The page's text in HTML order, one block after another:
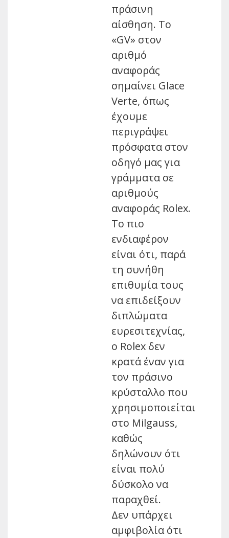
πράσινη
αίσθηση. Το
«GV» στον
αριθμό
αναφοράς
σημαίνει Glace
Verte, όπως
έχουμε
περιγράψει
πρόσφατα στον
οδηγό μας για
γράμματα σε
αριθμούς
αναφοράς Rolex.
Το πιο
ενδιαφέρον
είναι ότι, παρά
τη συνήθη
επιθυμία τους
να επιδείξουν
διπλώματα
ευρεσιτεχνίας,
ο Rolex δεν
κρατά έναν για
τον πράσινο
κρύσταλλο που
χρησιμοποιείται
στο Milgauss,
καθώς
δηλώνουν ότι
είναι πολύ
δύσκολο να
παραχθεί.
Δεν υπάρχει
αμφιβολία ότι